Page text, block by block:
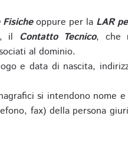
oppure per la LAR
il Contatto Tecnico, che
al dominio.
e data di nascita,
si intendono nome
fax) della persona